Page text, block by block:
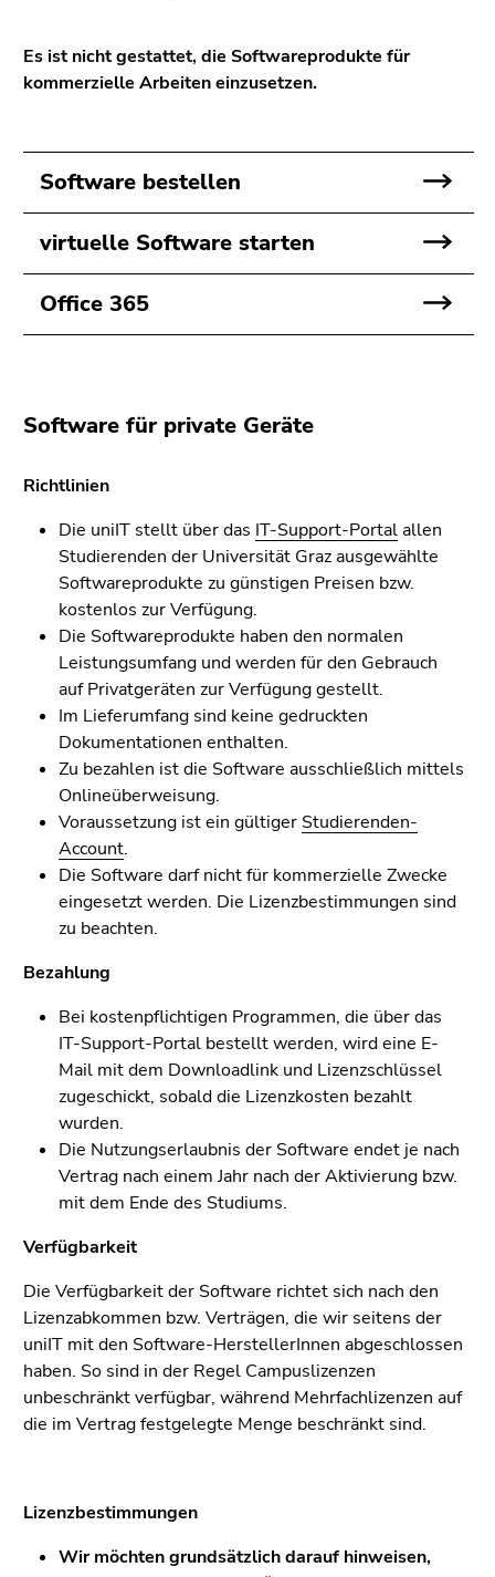
Es ist nicht gestattet, die Softwareprodukte für
kommerzielle Arbeiten einzusetzen.
Software bestellen
virtuelle Software starten
Office 365
Software für private Geräte
Richtlinien
Die uniIT stellt über das IT-Support-Portalallen
Studierenden der Universität Graz ausgewählte
Softwareprodukte zu günstigen Preisen bzw.
kostenlos zur Verfügung.
Die Softwareprodukte haben den normalen
Leistungsumfang und werden für den Gebrauch
auf Privatgeräten zur Verfügung gestellt.
Im Lieferumfang sind keine gedruckten
Dokumentationen enthalten.
Zu bezahlen ist die Software ausschließlich mittels
Onlineüberweisung.
Voraussetzung ist ein gültiger Studierenden-
Account.
Die Software darf nicht für kommerzielle Zwecke
eingesetzt werden. Die Lizenzbestimmungen sind
zu beachten.
Bezahlung
Bei kostenpflichtigen Programmen, die über das
IT-Support-Portal bestellt werden, wird eine E-
Mail mit dem Downloadlink und Lizenzschlüssel
zugeschickt, sobald die Lizenzkosten bezahlt
wurden.
Die Nutzungserlaubnis der Software endet je nach
Vertrag nach einem Jahr nach der Aktivierung bzw.
mit dem Ende des Studiums.
Verfügbarkeit
Die Verfügbarkeit der Software richtet sich nach den
Lizenzabkommen bzw. Verträgen, die wir seitens der
uniIT mit den Software-HerstellerInnen abgeschlossen
haben. So sind in der Regel Campuslizenzen
unbeschränkt verfügbar, während Mehrfachlizenzen auf
die im Vertrag festgelegte Menge beschränkt sind.
Lizenzbestimmungen
Wir möchten grundsätzlich darauf hinweisen,